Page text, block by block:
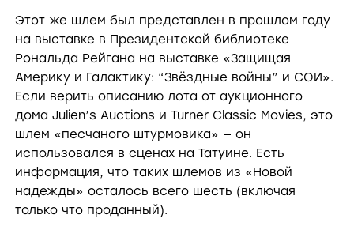
Этот же шлем был представлен в прошлом году
на выставке в Президентской библиотеке
Рональда Рейгана на выставке «Защищая
Америку и Галактику: “Звёздные войны” и СОИ».
Если верить описанию лота от аукционного
дома Julien’s Auctions и Turner Classic Movies, это
шлем «песчаного штурмовика» — он
использовался в сценах на Татуине. Есть
информация, что таких шлемов из «Новой
надежды» осталось всего шесть (включая
только что проданный).